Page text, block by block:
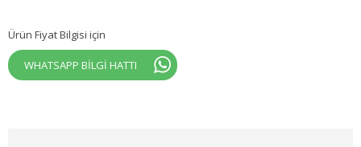
Ürün Fiyat Bilgisi için
WHATSAPP BİLGİ HATTI